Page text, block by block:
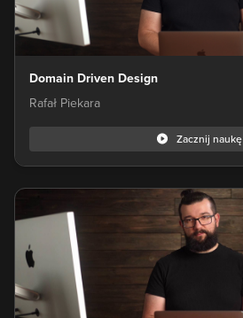
Domain Driven Design
Rafał Piekara
Zacznij naukę